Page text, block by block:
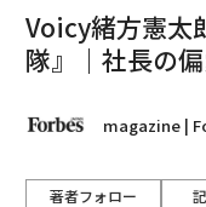
Voicy緒方憲太
隊』｜社長の
magazine |
著者フォロー